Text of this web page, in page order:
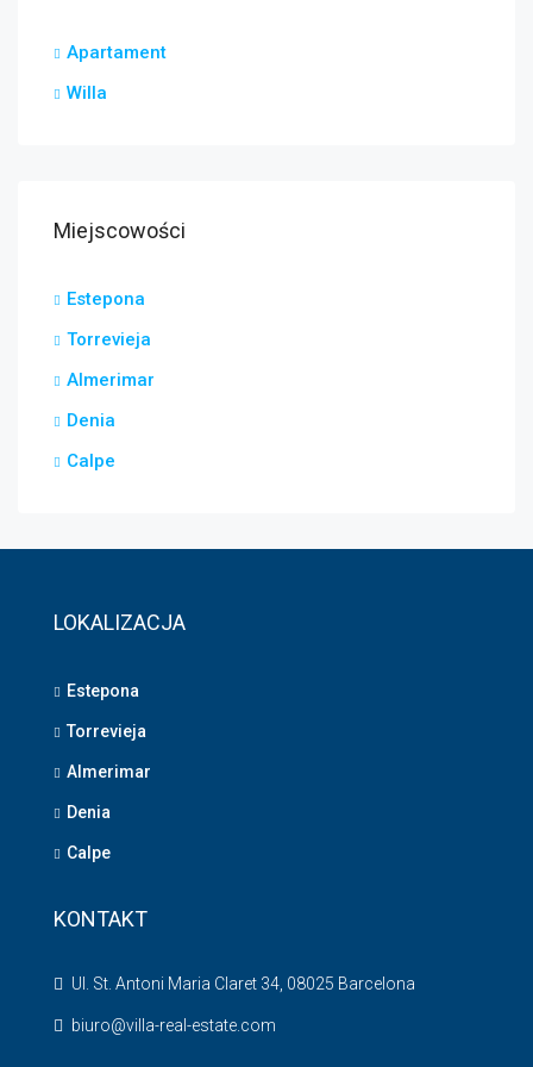
Apartament
Willa
Miejscowości
Estepona
Torrevieja
Almerimar
Denia
Calpe
LOKALIZACJA
Estepona
Torrevieja
Almerimar
Denia
Calpe
KONTAKT
Ul. St. Antoni Maria Claret 34, 08025 Barcelona
biuro@villa-real-estate.com